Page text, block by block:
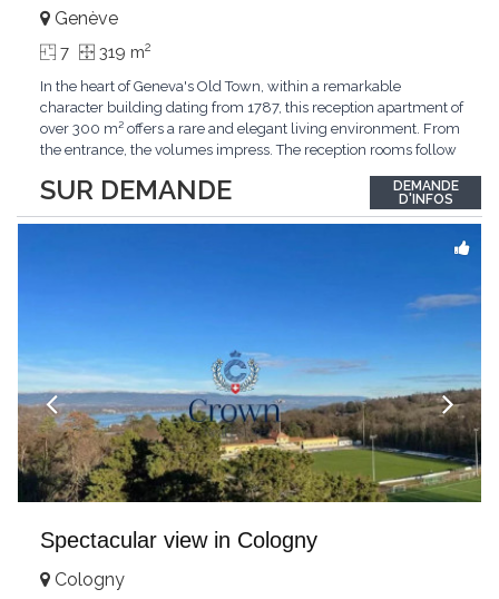
SUR DEMANDE
Genève
7 319 m2
In the heart of Geneva's Old Town, within a remarkable
character building dating from 1787, this reception apartment of
over 300 m² offers a rare and elegant living environment. From
the entrance, the volumes impress. The reception rooms follow
period architecture. High ceilings, finely crafted stuccoes,
moldings, woodwork, old fireplaces,...
DEMANDE
D'INFOS
Spectacular view in Cologny
Cologny